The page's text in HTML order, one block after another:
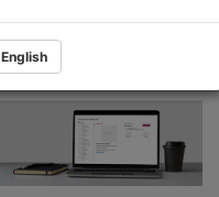
English